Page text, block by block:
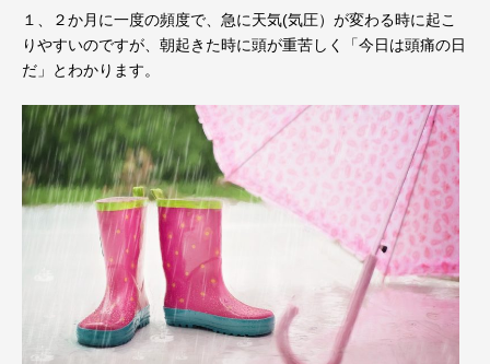
１、２か月に一度の頻度で、急に天気(気圧）が変わる時に起こ
りやすいのですが、朝起きた時に頭が重苦しく「今日は頭痛の日
だ」とわかります。